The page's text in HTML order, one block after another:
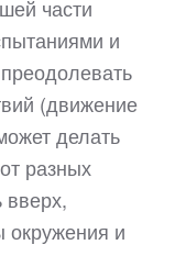
части
и
(движение
делать
разных
вверх,
окружения и